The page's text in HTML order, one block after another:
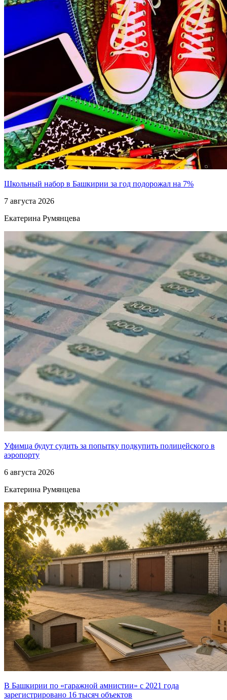
Школьный набор в Башкирии за год подорожал на 7%
7 августа 2026
Екатерина Румянцева
Уфимца будут судить за попытку подкупить полицейского в
аэропорту
6 августа 2026
Екатерина Румянцева
В Башкирии по «гаражной амнистии» с 2021 года
зарегистрировано 16 тысяч объектов